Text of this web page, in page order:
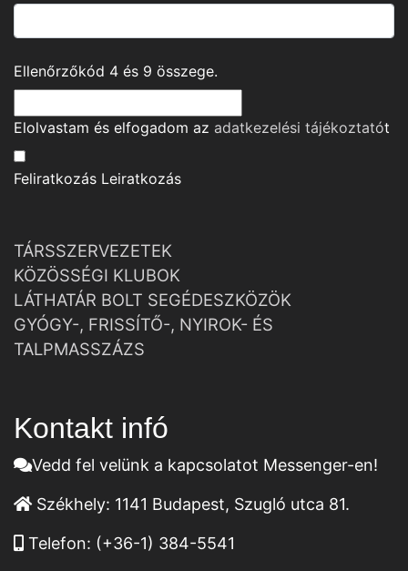
Ellenőrzőkód 4 és 9 összege.
Elolvastam és elfogadom az adatkezelési tájékoztatót
Feliratkozás Leiratkozás
TÁRSSZERVEZETEK
KÖZÖSSÉGI KLUBOK
LÁTHATÁR BOLT SEGÉDESZKÖZÖK
GYÓGY-, FRISSÍTŐ-, NYIROK- ÉS
TALPMASSZÁZS
Kontakt infó
Vedd fel velünk a kapcsolatot Messenger-en!
Székhely: 1141 Budapest, Szugló utca 81.
Telefon: (+36-1) 384-5541